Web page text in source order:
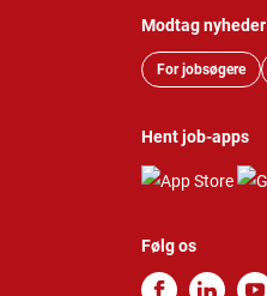
Modtag nyheder
For jobsøgere
Hent job-apps
Følg os